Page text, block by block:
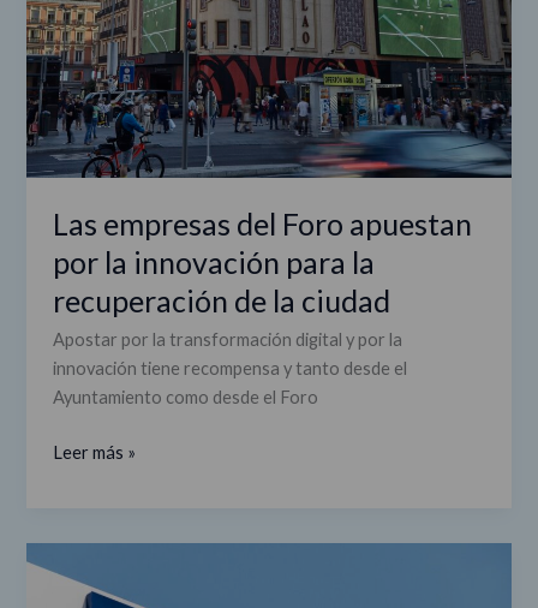
Las empresas del Foro apuestan
por la innovación para la
recuperación de la ciudad
Apostar por la transformación digital y por la
innovación tiene recompensa y tanto desde el
Ayuntamiento como desde el Foro
la
recuperación
de
la
ciudad
Leer más »
de